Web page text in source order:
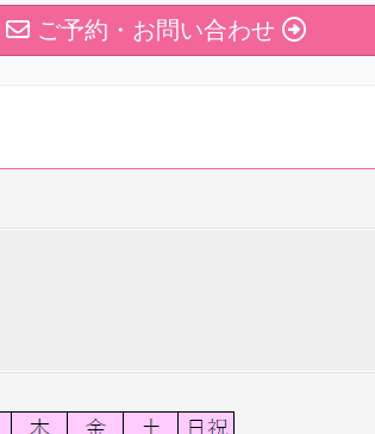
ご予約・お問い合わせ